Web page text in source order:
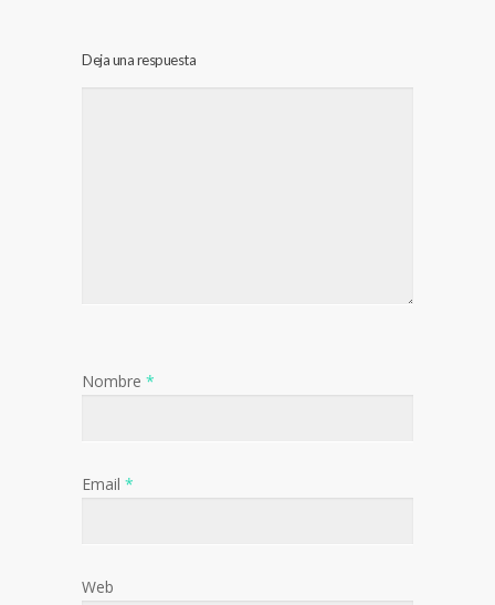
Deja una respuesta
Nombre *
Email *
Web